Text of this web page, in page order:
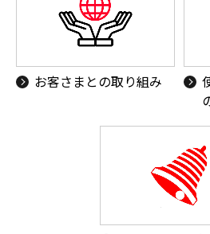
お客さまとの取り組み